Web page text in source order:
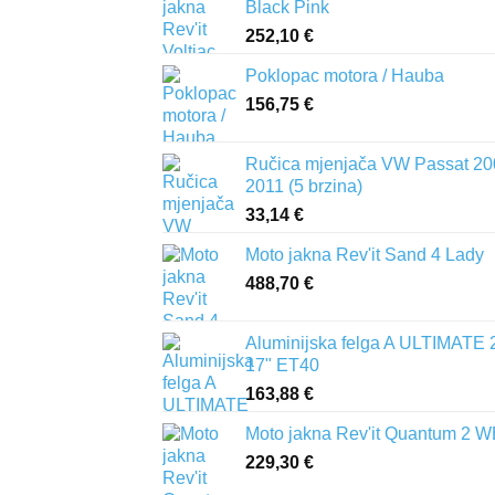
Black Pink
252,10 €
Poklopac motora / Hauba
156,75 €
Ručica mjenjača VW Passat
2011 (5 brzina)
33,14 €
Moto jakna Rev'it Sand 4 Lady
488,70 €
Aluminijska felga A ULTIMATE
17" ET40
163,88 €
Moto jakna Rev'it Quantum 2
229,30 €